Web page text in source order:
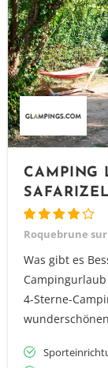
CAMPING
Roquebrune
Was gibt es
4-Sterne-